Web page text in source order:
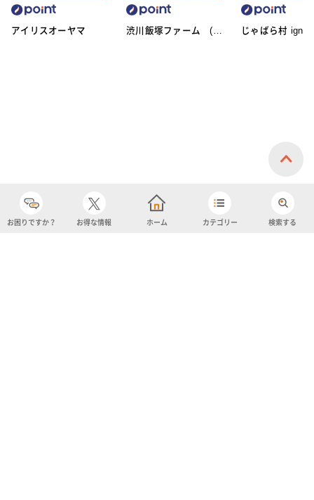
アイリスオーヤマ
渋川飯塚ファーム (ア
じゃばら村
お困りですか？ お得な情報 ホーム カテゴリー 検索する